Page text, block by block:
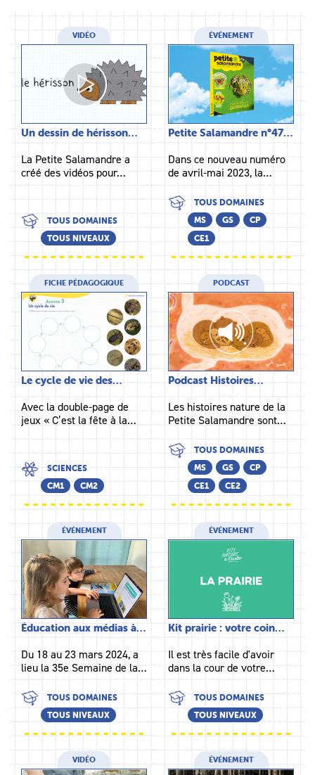
VIDÉO
Un dessin de hérisson…
La Petite Salamandre a
créé des vidéos pour…
TOUS DOMAINES
TOUS NIVEAUX
ÉVÉNEMENT
Petite Salamandre n°47…
Dans ce nouveau numéro
de avril-mai 2023, la…
TOUS DOMAINES
MS
GS
CP
CE1
FICHE PÉDAGOGIQUE
Le cycle de vie des…
Avec la double-page de
jeux « C’est la fête à la…
SCIENCES
CM1
CM2
PODCAST
Podcast Histoires…
Les histoires nature de la
Petite Salamandre sont…
TOUS DOMAINES
MS
GS
CP
CE1
CE2
ÉVÉNEMENT
Éducation aux médias à…
Du 18 au 23 mars 2024, a
lieu la 35e Semaine de la…
TOUS DOMAINES
TOUS NIVEAUX
ÉVÉNEMENT
Kit prairie : votre coin…
Il est très facile d'avoir
dans la cour de votre…
TOUS DOMAINES
TOUS NIVEAUX
VIDÉO ÉVÉNEMENT